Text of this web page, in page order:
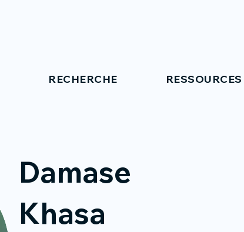
RECHERCHE RESSOURCES
Damase
Khasa